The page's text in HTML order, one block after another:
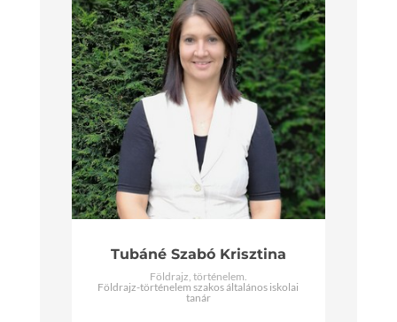
Tubáné Szabó Krisztina
Földrajz, történelem.
Földrajz-történelem szakos általános iskolai
tanár